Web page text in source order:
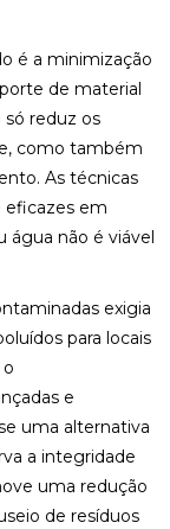
é a minimização
de material
só reduz os
como também
As técnicas
eficazes em
água não é viável
exigia
para locais
e
uma alternativa
a integridade
uma redução
de resíduos